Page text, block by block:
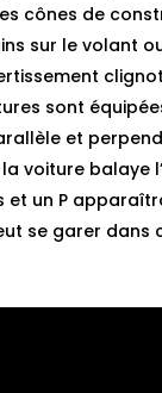
cônes de
sur le volant
sont
et
voiture balaye
et un P
se garer dans